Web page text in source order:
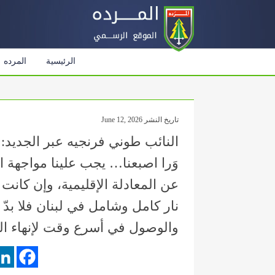
الرئيسية المرده
تاريخ النشر June 12, 2026
النائب طوني فرنجيه عبر
وَرا اصبعنا… ‏يجب علينا مواجهة
عن المعادلة الإقليمية، وإن
نار كامل وشامل في لبنان فلا
والوصول في أسرع وقت لإنهاء